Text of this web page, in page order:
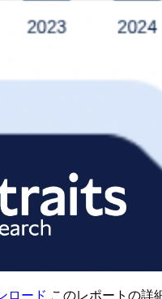
ロード このレポートの詳